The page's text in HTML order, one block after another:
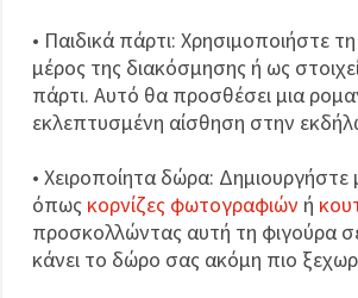
• Παιδικά πάρτι: Χρησιμοποιήστε
μέρος της διακόσμησης ή ως
πάρτι. Αυτό θα προσθέσει μια
εκλεπτυσμένη αίσθηση στην
• Χειροποίητα δώρα:
όπως κορνίζες φωτογραφιών ή
προσκολλώντας αυτή τη φιγούρα
κάνει το δώρο σας ακόμη πιο